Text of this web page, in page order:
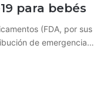
para bebés
(FDA, por sus
de emergencia…